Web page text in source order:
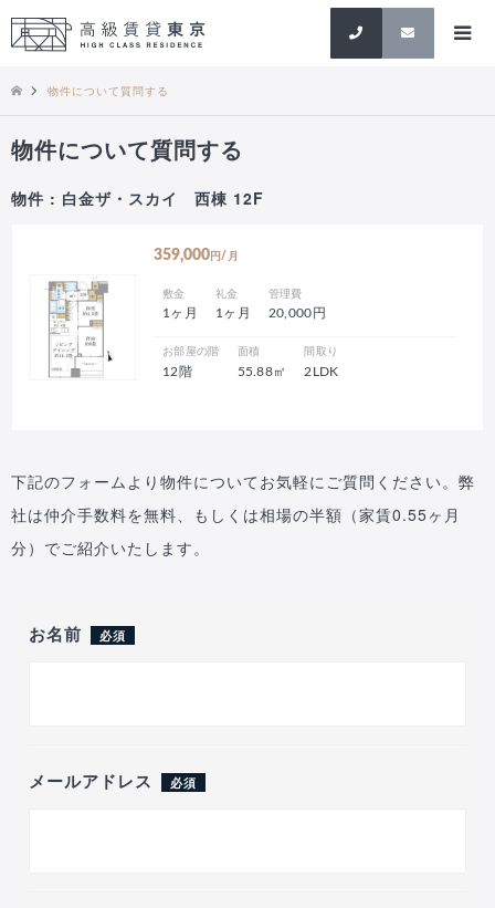
検索
物件について質問する
物件について質問する
物件 : 白金ザ・スカイ 西棟 12F
359,000 円/月
敷金
1ヶ月
礼金
1ヶ月
管理費
20,000円
お部屋の階
12階
面積
55.88㎡
間取り
2LDK
下記のフォームより物件についてお気軽にご質問ください。弊
社は仲介手数料を無料、もしくは相場の半額（家賃0.55ヶ月
分）でご紹介いたします。
お名前 必須
メールアドレス 必須